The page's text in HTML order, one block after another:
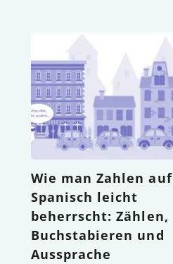
Wie man Zahlen auf
Spanisch leicht
beherrscht: Zählen,
Buchstabieren und
Aussprache